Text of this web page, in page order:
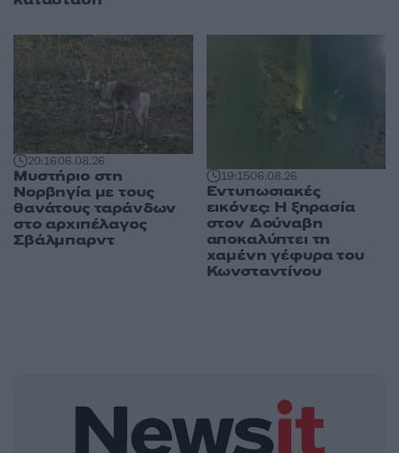
20:1606.08.26
Μυστήριο στη
Νορβηγία με τους
θανάτους ταράνδων
στο αρχιπέλαγος
Σβάλμπαρντ
19:1506.08.26
Εντυπωσιακές
εικόνες: Η ξηρασία
στον Δούναβη
αποκαλύπτει τη
χαμένη γέφυρα του
Κωνσταντίνου